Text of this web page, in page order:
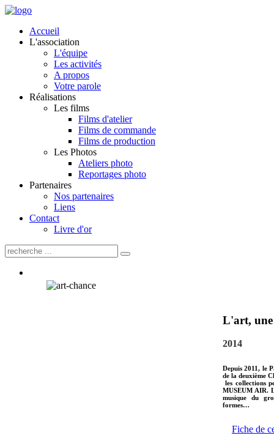
Accueil
L'association
L'équipe
Les activités
A propos
Votre parole
Réalisations
Les films
Films d'atelier
Films de commande
Films de production
Les Photos
Ateliers photo
Reportages photo
Partenaires
Nos partenaires
Liens
Contact
Livre d'or
L'art, une
2014
Depuis 2011, le
de la deuxième
les collections
MUSEUM AIR.
musique du
formes…
Fiche de